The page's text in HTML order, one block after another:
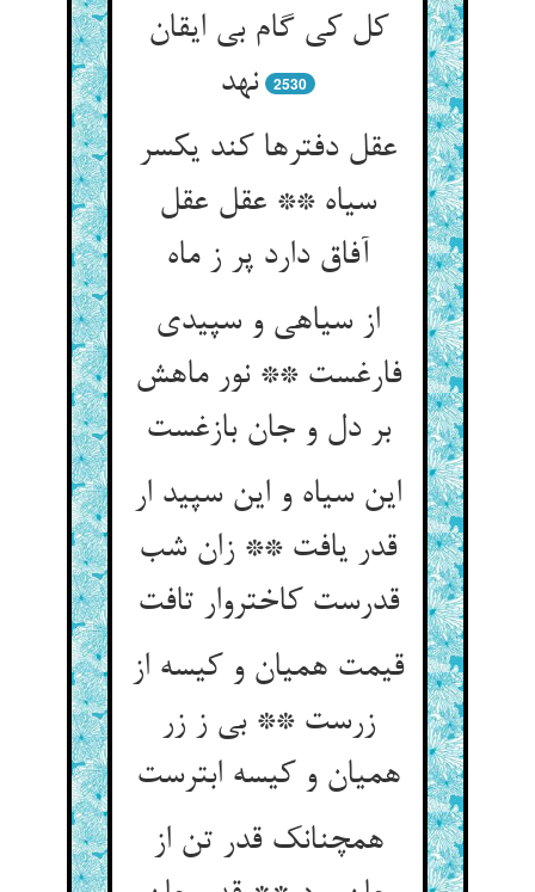
کل کی گام بی ایقان
نهد
2530
عقل دفترها کند یکسر
سیاه ** عقل عقل
آفاق دارد پر ز ماه
از سیاهی و سپیدی
فارغست ** نور ماهش
بر دل و جان بازغست
این سیاه و این سپید ار
قدر یافت ** زان شب
قدرست کاختروار تافت
قیمت همیان و کیسه از
زرست ** بی ز زر
همیان و کیسه ابترست
همچنانک قدر تن از